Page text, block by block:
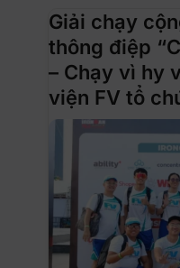
Giải chạy
thông điệp
– Chạy vì hy
viện FV tổ